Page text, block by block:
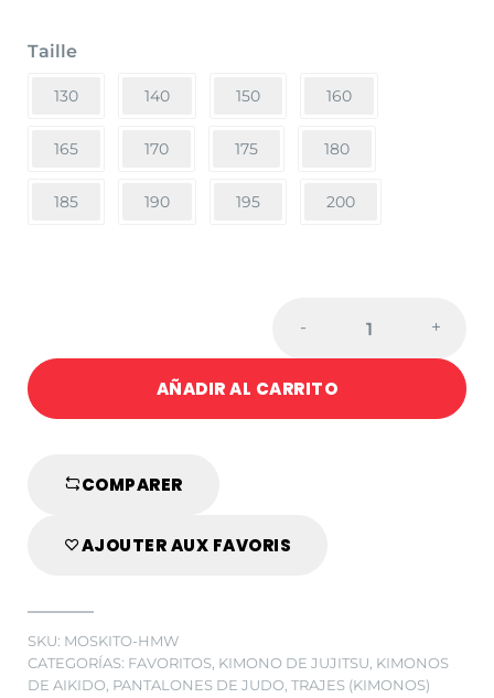
€34,00
€48,00
Taille
130 140 150 160
165 170 175 180
185 190 195 200
DE
JUDO
- +
AÑADIR AL CARRITO
COMPARER
AJOUTER AUX FAVORIS
SKU: MOSKITO-HMW
CATEGORÍAS: FAVORITOS, KIMONO DE JUJITSU, KIMONOS
DE AIKIDO, PANTALONES DE JUDO, TRAJES (KIMONOS)